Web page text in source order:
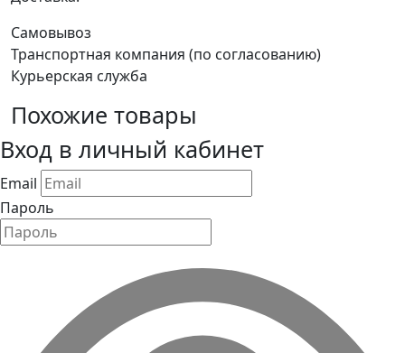
Самовывоз
Транспортная компания (по согласованию)
Курьерская служба
Похожие товары
Вход в личный кабинет
Email
Пароль